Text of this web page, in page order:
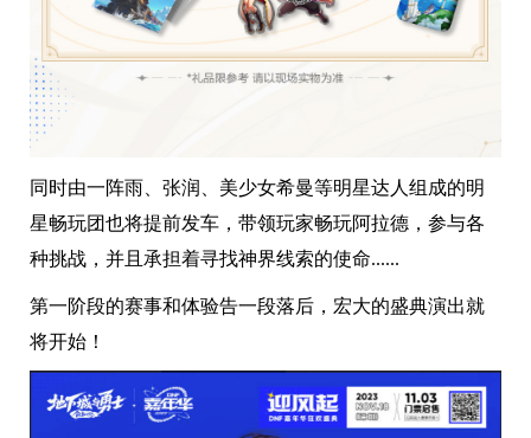
同时由一阵雨、张润、美少女希曼等明星达人组成的明
星畅玩团也将提前发车，带领玩家畅玩阿拉德，参与各
种挑战，并且承担着寻找神界线索的使命......
第一阶段的赛事和体验告一段落后，宏大的盛典演出就
将开始！